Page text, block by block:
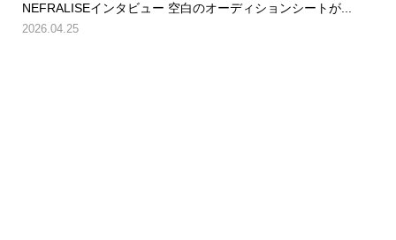
NEFRALISEインタビュー 空白のオーディションシートが...
2026.04.25